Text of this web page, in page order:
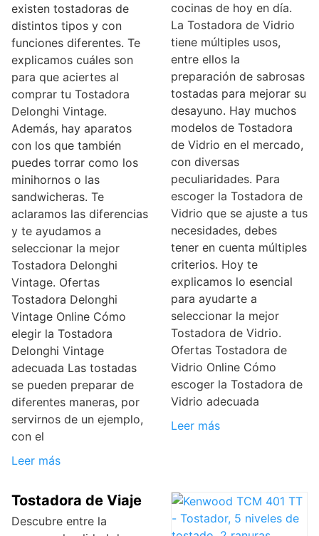
existen tostadoras de
distintos tipos y con
funciones diferentes. Te
explicamos cuáles son
para que aciertes al
comprar tu Tostadora
Delonghi Vintage.
Además, hay aparatos
con los que también
puedes torrar como los
minihornos o las
sandwicheras. Te
aclaramos las diferencias
y te ayudamos a
seleccionar la mejor
Tostadora Delonghi
Vintage. Ofertas
Tostadora Delonghi
Vintage Online Cómo
elegir la Tostadora
Delonghi Vintage
adecuada Las tostadas
se pueden preparar de
diferentes maneras, por
servirnos de un ejemplo,
con el
Leer más
cocinas de hoy en día.
La Tostadora de Vidrio
tiene múltiples usos,
entre ellos la
preparación de sabrosas
tostadas para mejorar su
desayuno. Hay muchos
modelos de Tostadora
de Vidrio en el mercado,
con diversas
peculiaridades. Para
escoger la Tostadora de
Vidrio que se ajuste a tus
necesidades, debes
tener en cuenta múltiples
criterios. Hoy te
explicamos lo esencial
para ayudarte a
seleccionar la mejor
Tostadora de Vidrio.
Ofertas Tostadora de
Vidrio Online Cómo
escoger la Tostadora de
Vidrio adecuada
Leer más
Tostadora de Viaje
Descubre entre la